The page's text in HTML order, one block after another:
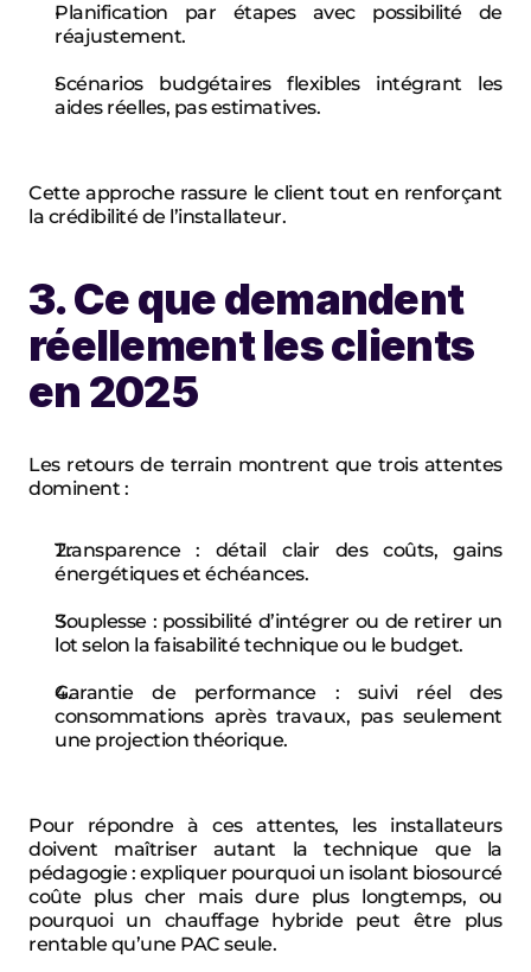
Planification par étapes avec possibilité de
réajustement.
Scénarios budgétaires flexibles intégrant les
aides réelles, pas estimatives.
Cette approche rassure le client tout en renforçant
la crédibilité de l’installateur.
3. Ce que demandent
réellement les clients
en 2025
Les retours de terrain montrent que trois attentes
dominent :
Transparence : détail clair des coûts, gains
énergétiques et échéances.
Souplesse : possibilité d’intégrer ou de retirer un
lot selon la faisabilité technique ou le budget.
Garantie de performance : suivi réel des
consommations après travaux, pas seulement
une projection théorique.
Pour répondre à ces attentes, les installateurs
doivent maîtriser autant la technique que la
pédagogie : expliquer pourquoi un isolant biosourcé
coûte plus cher mais dure plus longtemps, ou
pourquoi un chauffage hybride peut être plus
rentable qu’une PAC seule.